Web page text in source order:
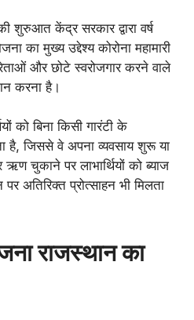
शुरुआत केंद्र सरकार द्वारा वर्ष
का मुख्य उद्देश्य कोरोना महामारी
और छोटे स्वरोजगार करने वाले
करना है।
को बिना किसी गारंटी के
है, जिससे वे अपना व्यवसाय शुरू या
चुकाने पर लाभार्थियों को ब्याज
अतिरिक्त प्रोत्साहन भी मिलता
राजस्थान का